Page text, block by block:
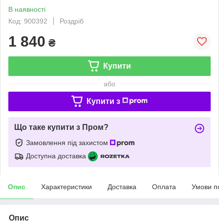
В наявності
Код: 900392
Роздріб
1 840 ₴
Купити
або
Купити з
Що таке купити з Пром?
Замовлення під захистом
Доступна доставка
Опис Характеристики Доставка Оплата Умови
Опис